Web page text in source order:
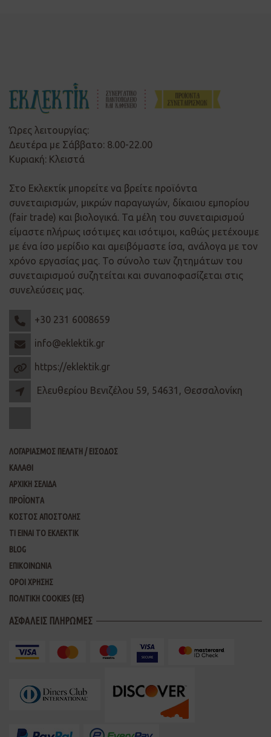
Ώρες λειτουργίας:
Δευτέρα με Σάββατο: 8.00-22.00
Κυριακή: Κλειστά
Στο Εκλεκτίκ μπορείτε να βρείτε προϊόντα
συνεταιρισμών, μικρών παραγωγών, δίκαιου εμπορίου
(fair trade) και βιολογικά. Τα μέλη του συνεταιρισμού
είμαστε πλήρως ισότιμες και ισότιμοι, καθώς μετέχουμε
με ένα ίσο μερίδιο και αμειβόμαστε ίσα, ανάλογα με τον
χρόνο εργασίας μας. Το σύνολο των ζητημάτων του
συνεταιρισμού συζητείται και συναποφασίζεται στις
συνελεύσεις μας.
+30 231 6008659
info@eklektik.gr
https://eklektik.gr
Ελευθερίου Βενιζέλου 59, 54631, Θεσσαλονίκη
ΛΟΓΑΡΙΑΣΜΟΣ ΠΕΛΑΤΗ / ΕΙΣΟΔΟΣ
ΚΑΛΑΘΙ
ΑΡΧΙΚΗ ΣΕΛΙΔΑ
ΠΡΟΪΟΝΤΑ
ΚΟΣΤΟΣ ΑΠΟΣΤΟΛΗΣ
ΤΙ ΕΙΝΑΙ ΤΟ ΕΚΛΕΚΤΙΚ
BLOG
ΕΠΙΚΟΙΝΩΝΙΑ
ΟΡΟΙ ΧΡΗΣΗΣ
ΠΟΛΙΤΙΚΗ COOKIES (ΕΕ)
ΑΣΦΑΛΕΙΣ ΠΛΗΡΩΜΕΣ